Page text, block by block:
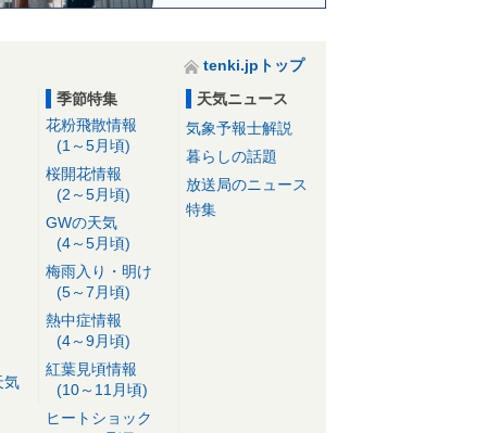
tenki.jpトップ
気
季節特集
花粉飛散情報
(1～5月頃)
桜開花情報
(2～5月頃)
GWの天気
(4～5月頃)
梅雨入り・明け
(5～7月頃)
熱中症情報
(4～9月頃)
紅葉見頃情報
(10～11月頃)
ヒートショック
天気ニュース
気象予報士解説
暮らしの話題
放送局のニュース
特集